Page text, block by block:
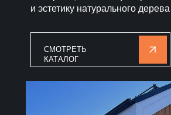
8 (800) 707-09-65
и эстетику натурального дерева
СМОТРЕТЬ
КАТАЛОГ